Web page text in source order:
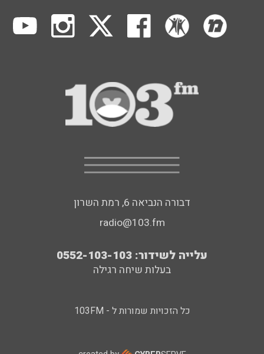
דבורה הנביאה 6, רמת השרון
radio@103.fm
עלייה לשידור: 0552-103-103
בעלות שיחה רגילה
כל הזכויות שמורות ל - 103FM